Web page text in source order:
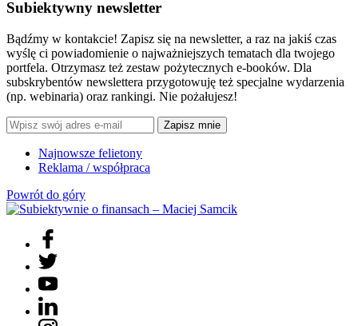
Subiektywny newsletter
Bądźmy w kontakcie! Zapisz się na newsletter, a raz na jakiś czas
wyślę ci powiadomienie o najważniejszych tematach dla twojego
portfela. Otrzymasz też zestaw pożytecznych e-booków. Dla
subskrybentów newslettera przygotowuję też specjalne wydarzenia
(np. webinaria) oraz rankingi. Nie pożałujesz!
Zapisz mnie
Najnowsze felietony
Reklama / współpraca
Powrót do góry